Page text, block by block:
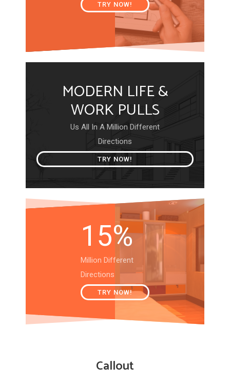
TRY NOW!
MODERN LIFE &
WORK PULLS
Us All In A Million Different
Directions
TRY NOW!
15%
Million Different
Directions
TRY NOW!
Callout